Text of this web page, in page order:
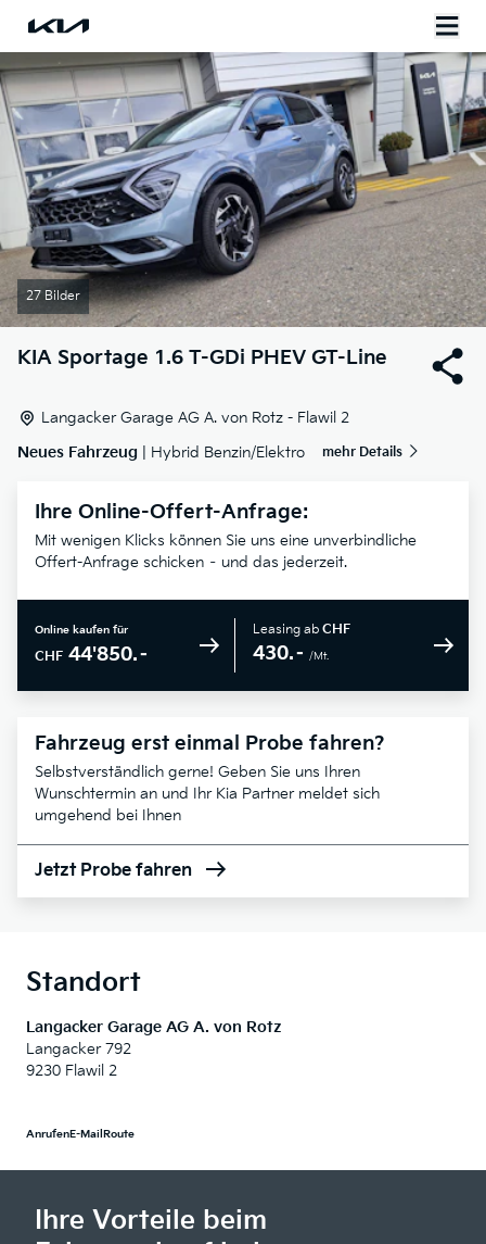
27 Bilder
KIA Sportage 1.6 T-GDi PHEV GT-Line
Langacker Garage AG A. von Rotz - Flawil 2
Neues Fahrzeug | Hybrid Benzin/Elektro mehr Details
Ihre Online-Offert-Anfrage:
Mit wenigen Klicks können Sie uns eine unverbindliche
Offert-Anfrage schicken – und das jederzeit.
Online kaufen für
CHF 44'850.–
Leasing ab CHF
430.– /Mt.
Fahrzeug erst einmal Probe fahren?
Selbstverständlich gerne! Geben Sie uns Ihren
Wunschtermin an und Ihr Kia Partner meldet sich
umgehend bei Ihnen
Jetzt Probe fahren
Standort
Langacker Garage AG A. von Rotz
Langacker 792
9230 Flawil 2
AnrufenE-Mail Route
Ihre Vorteile beim